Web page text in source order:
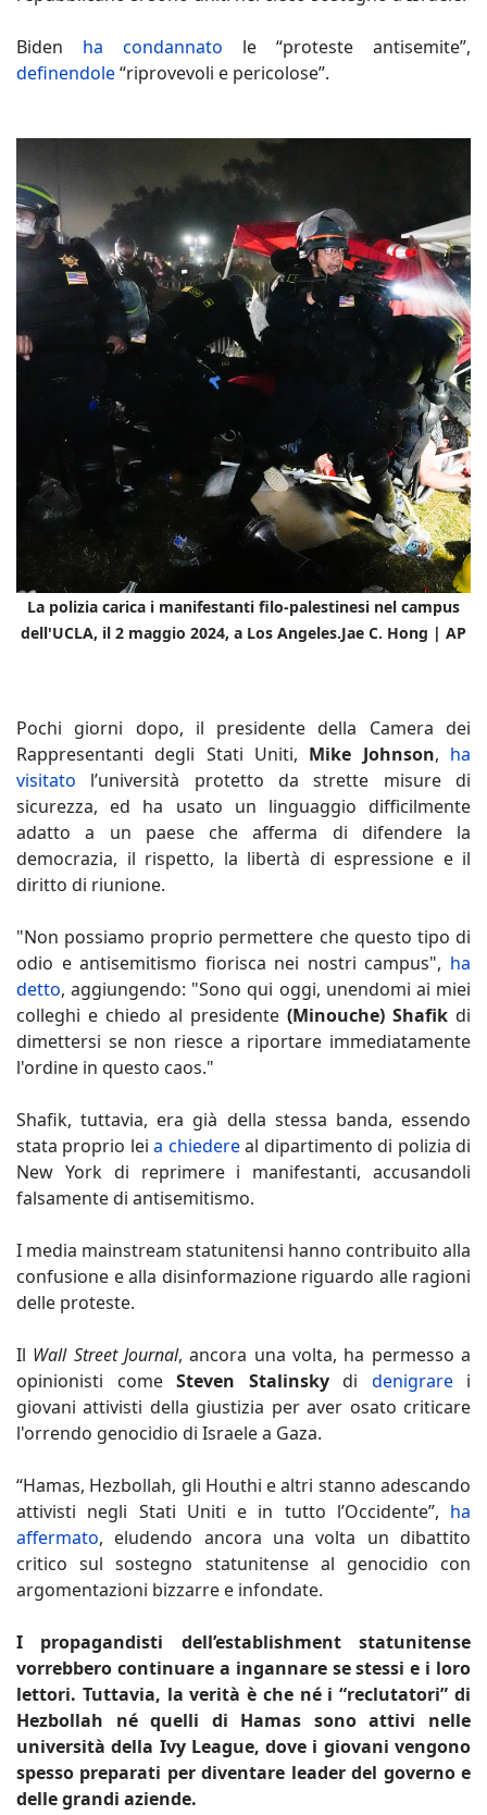
Biden ha condannato le “proteste antisemite”,
definendole“riprovevoli e pericolose”.
La polizia carica i manifestanti filo-palestinesi nel campus
dell'UCLA, il 2 maggio 2024, a Los Angeles.Jae C. Hong | AP
Pochi giorni dopo, il presidente della Camera dei
Rappresentanti degli Stati Uniti, Mike Johnson, ha
visitato l’università protetto da strette misure di
sicurezza, ed ha usato un linguaggio difficilmente
adatto a un paese che afferma di difendere la
democrazia, il rispetto, la libertà di espressione e il
diritto di riunione.
"Non possiamo proprio permettere che questo tipo di
odio e antisemitismo fiorisca nei nostri campus", ha
detto, aggiungendo: "Sono qui oggi, unendomi ai miei
colleghi e chiedo al presidente (Minouche) Shafik di
dimettersi se non riesce a riportare immediatamente
l'ordine in questo caos."
Shafik, tuttavia, era già della stessa banda, essendo
stata proprio leia chiedereal dipartimento di polizia di
New York di reprimere i manifestanti, accusandoli
falsamente di antisemitismo.
I media mainstream statunitensi hanno contribuito alla
confusione e alla disinformazione riguardo alle ragioni
delle proteste.
Il Wall Street Journal, ancora una volta, ha permesso a
opinionisti come Steven Stalinskydi denigrarei
giovani attivisti della giustizia per aver osato criticare
l'orrendo genocidio di Israele a Gaza.
“Hamas, Hezbollah, gli Houthi e altri stanno adescando
attivisti negli Stati Uniti e in tutto l’Occidente”, ha
affermato, eludendo ancora una volta un dibattito
critico sul sostegno statunitense al genocidio con
argomentazioni bizzarre e infondate.
I propagandisti dell’establishment statunitense
vorrebbero continuare a ingannare se stessi e i loro
lettori. Tuttavia, la verità è che né i “reclutatori” di
Hezbollah né quelli di Hamas sono attivi nelle
università della Ivy League, dove i giovani vengono
spesso preparati per diventare leader del governo e
delle grandi aziende.